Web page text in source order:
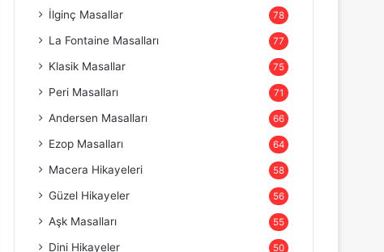
İlginç Masallar 78
La Fontaine Masalları 77
Klasik Masallar 75
Peri Masalları 71
Andersen Masalları 66
Ezop Masalları 64
Macera Hikayeleri 58
Güzel Hikayeler 56
Aşk Masalları 55
Dini Hikayeler 50